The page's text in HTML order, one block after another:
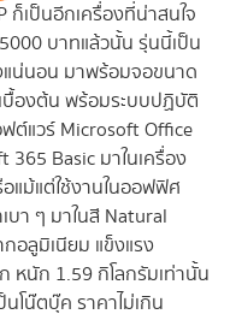
ก็เป็นอีกเครื่องที่น่าสนใจ
บาทแล้วนั้น รุ่นนี้เป็น
น่นอน มาพร้อมจอขนาด
บื้องต้น พร้อมระบบปฏิบัติ
ต์แวร์ Microsoft Office
365 Basic มาในเครื่อง
แม้แต่ใช้งานในออฟฟิศ
บา ๆ มาในสี Natural
อลูมิเนียม แข็งแรง
หนัก 1.59 กิโลกรัมเท่านั้น
โน๊ตบุ๊ค ราคาไม่เกิน